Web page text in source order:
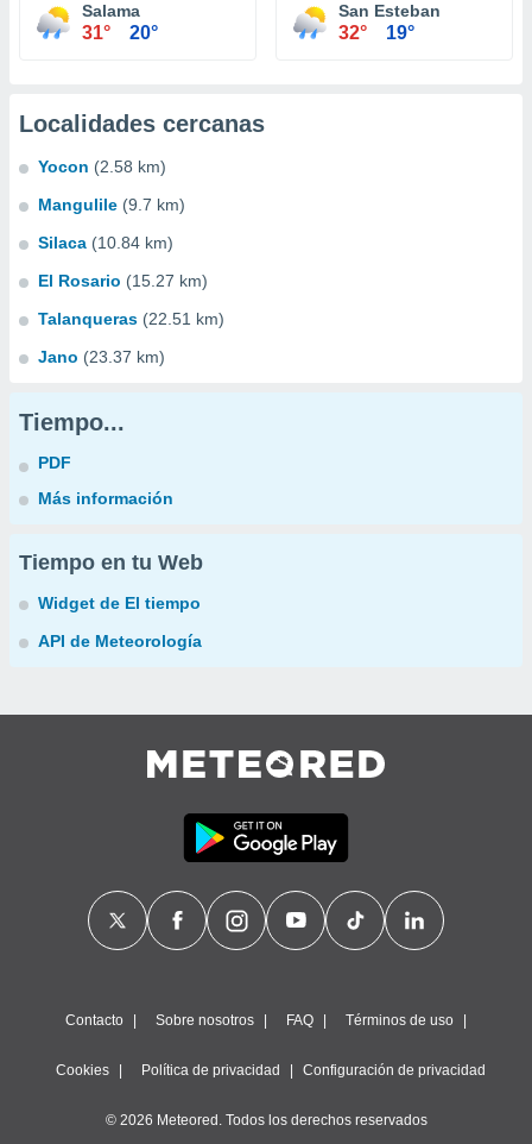
Salama
31° 20°
San Esteban
32° 19°
Localidades cercanas
Yocon (2.58 km)
Mangulile (9.7 km)
Silaca (10.84 km)
El Rosario (15.27 km)
Talanqueras (22.51 km)
Jano (23.37 km)
Tiempo...
PDF
Más información
Tiempo en tu Web
Widget de El tiempo
API de Meteorología
Contacto Sobre nosotros FAQ Términos de uso
Cookies Política de privacidad Configuración de privacidad
© 2026 Meteored. Todos los derechos reservados